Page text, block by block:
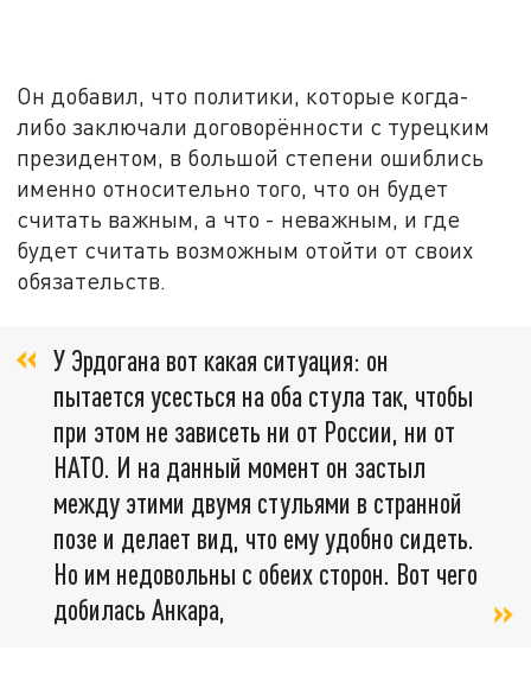
Он добавил, что политики, которые когда-
либо заключали договорённости с турецким
президентом, в большой степени ошиблись
именно относительно того, что он будет
считать важным, а что - неважным, и где
будет считать возможным отойти от своих
обязательств.
У Эрдогана вот какая ситуация: он
пытается усесться на оба стула так, чтобы
при этом не зависеть ни от России, ни от
НАТО. И на данный момент он застыл
между этими двумя стульями в странной
позе и делает вид, что ему удобно сидеть.
Но им недовольны с обеих сторон. Вот чего
добилась Анкара,